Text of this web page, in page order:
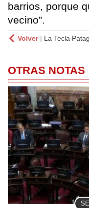
barrios, porque
vecino”.
Volver| La Tecla
OTRAS NOTAS